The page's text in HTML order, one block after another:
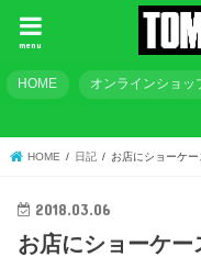
menu
HOME オンラインショッ
HOME 日記 お店にショーケー
2018.03.06
お店にショーケー